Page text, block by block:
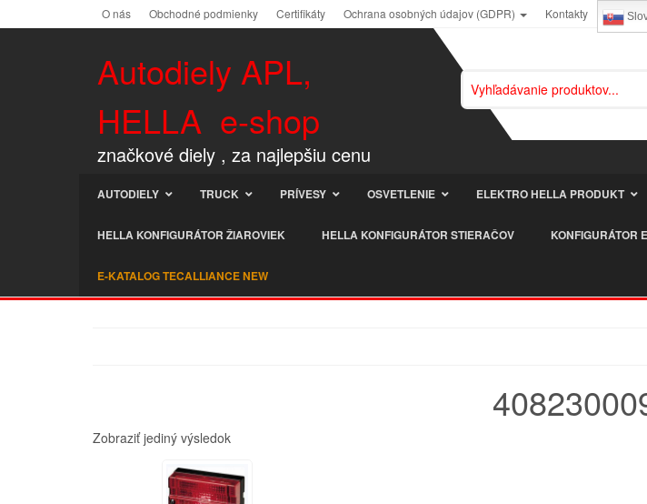
O nás Obchodné podmienky Certifikáty Ochrana osobných údajov (GDPR) Kontakty
Autodiely APL,
HELLA e-shop
značkové diely , za najlepšiu cenu
AUTODIELY TRUCK PRÍVESY OSVETLENIE ELEKTRO HELLA PRODUKT
HELLA KONFIGURÁTOR ŽIAROVIEK HELLA KONFIGURÁTOR STIERAČOV KONFIGURÁTOR
E-KATALOG TECALLIANCE NEW
Zobraziť jediný výsledok